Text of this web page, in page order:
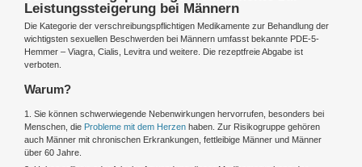
Leistungssteigerung bei Männern
Die Kategorie der verschreibungspflichtigen Medikamente zur Behandlung der
wichtigsten sexuellen Beschwerden bei Männern umfasst bekannte PDE-5-
Hemmer – Viagra, Cialis, Levitra und weitere. Die rezeptfreie Abgabe ist
verboten.
Warum?
1. Sie können schwerwiegende Nebenwirkungen hervorrufen, besonders bei
Menschen, die Probleme mit dem Herzen haben. Zur Risikogruppe gehören
auch Männer mit chronischen Erkrankungen, fettleibige Männer und Männer
über 60 Jahre.